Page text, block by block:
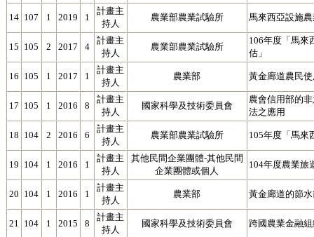
14 107 1 2019 1
計畫主
持人
農業部農業試驗所 馬來西亞設施
15 105 2 2017 4
計畫主
持人
農業部農業試驗所
106年度「馬來
估」
16 105 1 2017 1
計畫主
持人
農業部 黃金廊道農民
17 105 1 2016 8
計畫主
持人
國家科學及技術委員會
農會信用部的
法之應用
18 104 2 2016 6
計畫主
持人
農業部農業試驗所 105年度「馬來
19 104 1 2016 1
計畫主
持人
其他民間企業團體-其他民間
企業團體或個人
104年度農業旅
20 104 1 2016 1
計畫主
持人
農業部 黃金廊道的節
21 104 1 2015 8
計畫主
持人
國家科學及技術委員會 跨國農業金融